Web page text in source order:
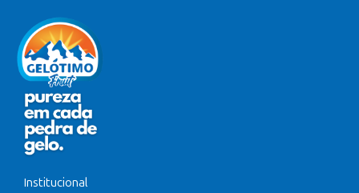
Institucional